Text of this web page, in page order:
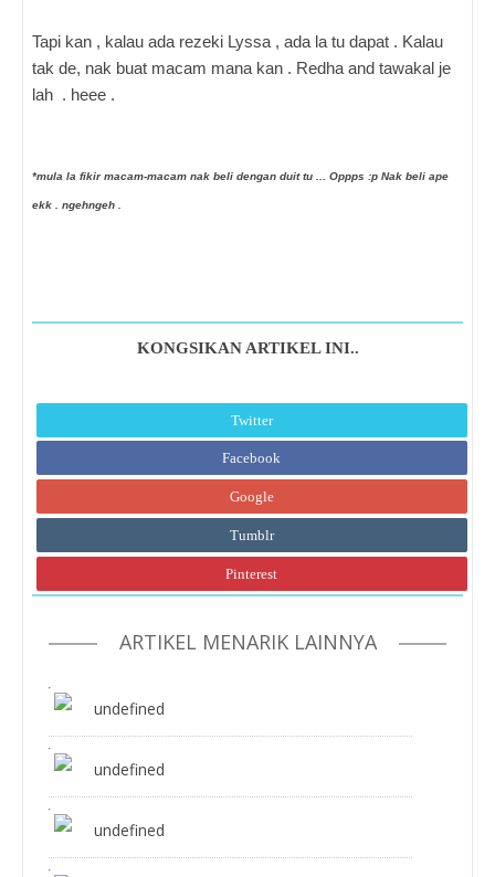
Tapi kan , kalau ada rezeki Lyssa , ada la tu dapat . Kalau
tak de, nak buat macam mana kan . Redha and tawakal je
lah . heee .
*mula la fikir macam-macam nak beli dengan duit tu ... Oppps :p Nak beli ape
ekk ngehngeh .
KONGSIKAN ARTIKEL INI..
Twitter
Facebook
Google
Tumblr
Pinterest
ARTIKEL MENARIK LAINNYA
undefined
undefined
undefined